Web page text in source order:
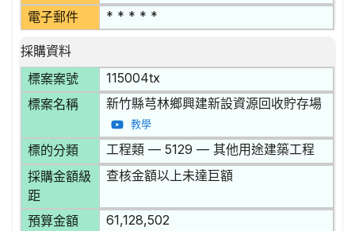
電子郵件 * * * * *
採購資料
標案案號
115004tx
標案名稱 新竹縣芎林鄉興建新設資源回收貯存場
教學
標的分類 工程類 — 5129 — 其他用途建築工程
採購金額級
距
查核金額以上未達巨額
預算金額 61,128,502